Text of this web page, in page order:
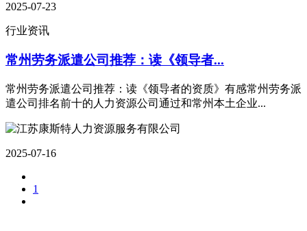
2025-07-23
行业资讯
常州劳务派遣公司推荐：读《领导者...
常州劳务派遣公司推荐：读《领导者的资质》有感常州劳务派
遣公司排名前十的人力资源公司通过和常州本土企业...
2025-07-16
1